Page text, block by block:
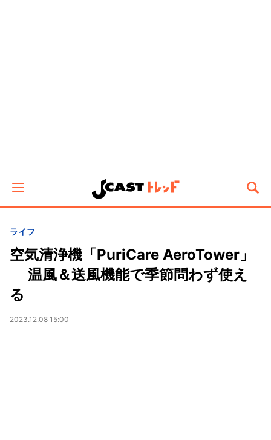
ライフ
空気清浄機「PuriCare AeroTower」
温風＆送風機能で季節問わず使え
る
2023.12.08 15:00